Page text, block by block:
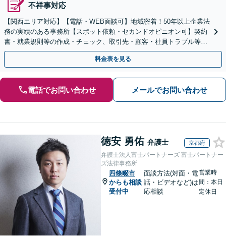
不祥事対応
【関西エリア対応】【電話・WEB面談可】地域密着！50年以上企業法
務の実績のある事務所【スポット依頼・セカンドオピニオン可】契約
書・就業規則等の作成・チェック、取引先・顧客・社員トラブル等、
お気軽にご相談ください【事前予約で休日・夜間対応】
料金表を見る
電話でお問い合わせ メールでお問い合わせ
徳安 勇佑 弁護士 京都府
弁護士法人富士パートナーズ 富士パートナー
ズ法律事務所
四條畷市
からも相談
受付中
面談方法(対面・電
話・ビデオなど)は
応相談
営業時
間：本日
定休日